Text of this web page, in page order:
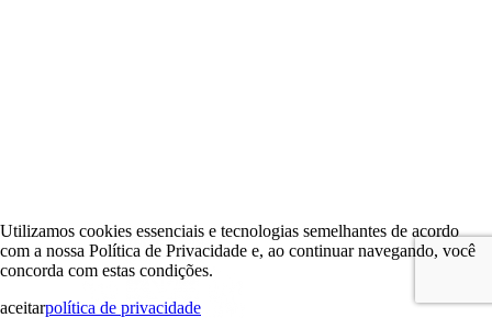
Utilizamos cookies essenciais e tecnologias semelhantes de acordo
com a nossa Política de Privacidade e, ao continuar navegando, você
concorda com estas condições.
aceitarpolítica de privacidade